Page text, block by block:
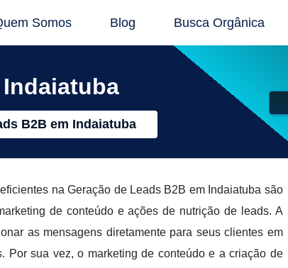
Somos Blog Busca Orgânica
B2B em Indaiatuba
na Geração de Leads B2B em Indaiatuba são
de conteúdo e ações de nutrição de leads. A
as mensagens diretamente para seus clientes em
Por sua vez, o marketing de conteúdo e a criação de